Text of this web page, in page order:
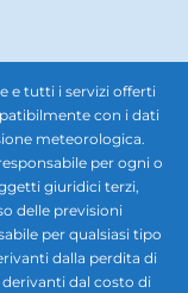
e tutti i servizi offerti
con i dati
meteorologica.
per ogni o
giuridici terzi,
delle previsioni
per qualsiasi tipo
dalla perdita di
dal costo di